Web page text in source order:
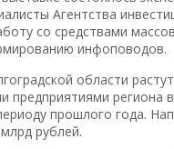
Агентства
со средствами
инфоповодов.
области
предприятиями региона
прошлого года.
рублей.